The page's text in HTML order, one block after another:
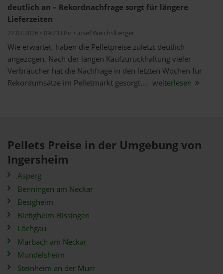
deutlich an – Rekordnachfrage sorgt für längere
Lieferzeiten
27.07.2026 • 09:23 Uhr • Josef Weichslberger
Wie erwartet, haben die Pelletpreise zuletzt deutlich
angezogen. Nach der langen Kaufzurückhaltung vieler
Verbraucher hat die Nachfrage in den letzten Wochen für
Rekordumsätze im Pelletmarkt gesorgt.... weiterlesen
Pellets Preise in der Umgebung von
Ingersheim
Asperg
Benningen am Neckar
Besigheim
Bietigheim-Bissingen
Löchgau
Marbach am Neckar
Mundelsheim
Steinheim an der Murr